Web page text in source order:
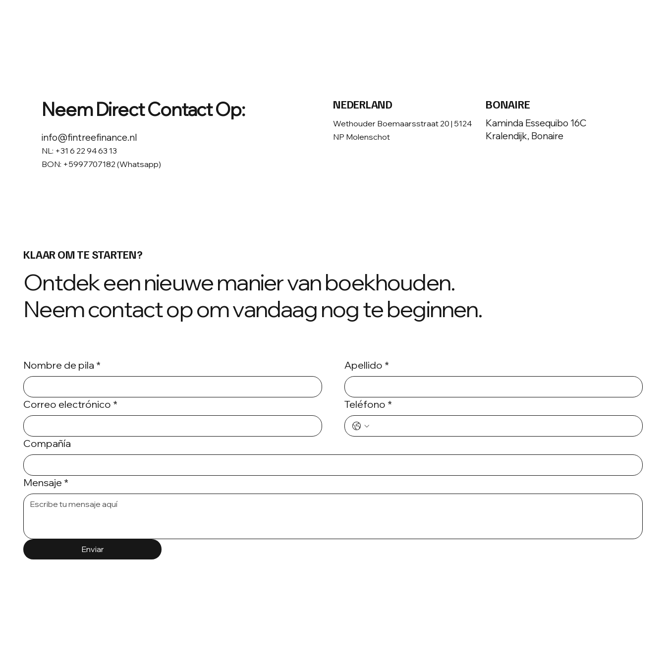
Neem Direct Contact Op:
info@fintreefinance.nl
NL: +31 6 22 94 63 13
BON: +5997707182 (Whatsapp)
NEDERLAND
Wethouder Boemaarsstraat 20 | 5124
NP Molenschot
BONAIRE
Kaminda Essequibo 16C
Kralendijk, Bonaire
KLAAR OM TE STARTEN?
Ontdek een nieuwe manier van boekhouden.
Neem contact op om vandaag nog te beginnen.
Nombre de pila * Apellido *
Correo electrónico * Teléfono *
Compañía
Mensaje *
Enviar